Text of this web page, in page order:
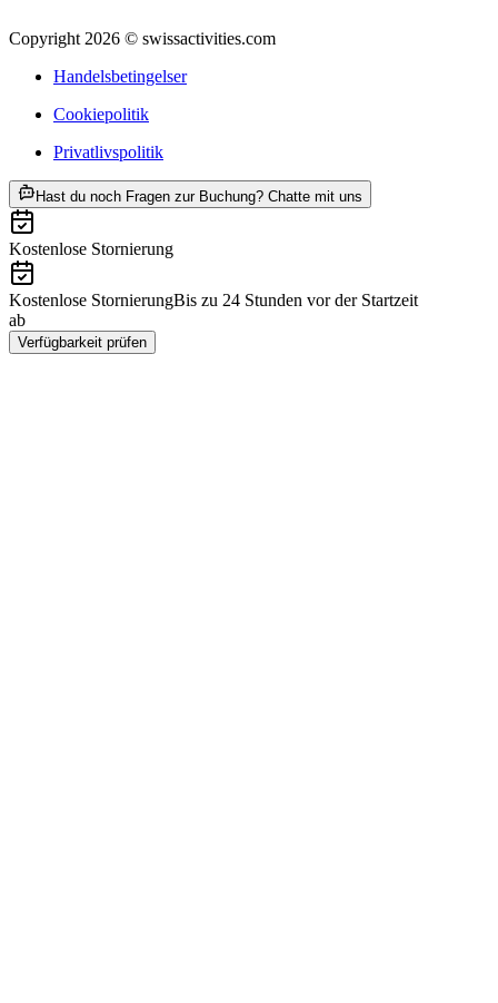
Copyright 2026 © swissactivities.com
Handelsbetingelser
Cookiepolitik
Privatlivspolitik
Hast du noch Fragen zur Buchung? Chatte mit uns
Kostenlose Stornierung
Kostenlose StornierungBis zu 24 Stunden vor der Startzeit
ab
Verfügbarkeit prüfen